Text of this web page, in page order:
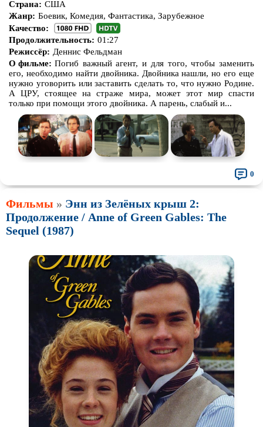
Страна: США
Жанр: Боевик, Комедия, Фантастика, Зарубежное
Качество:
Продолжительность: 01:27
Режиссёр: Деннис Фельдман
О фильме: Погиб важный агент, и для того, чтобы заменить
его, необходимо найти двойника. Двойника нашли, но его еще
нужно уговорить или заставить сделать то, что нужно Родине.
А ЦРУ, стоящее на страже мира, может этот мир спасти
только при помощи этого двойника. А парень, слабый и...
0
Фильмы » Энн из Зелёных крыш 2:
Продолжение / Anne of Green Gables: The
Sequel (1987)